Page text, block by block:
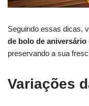
Seguindo essas dicas,
de bolo de aniversário
preservando a sua
Variações